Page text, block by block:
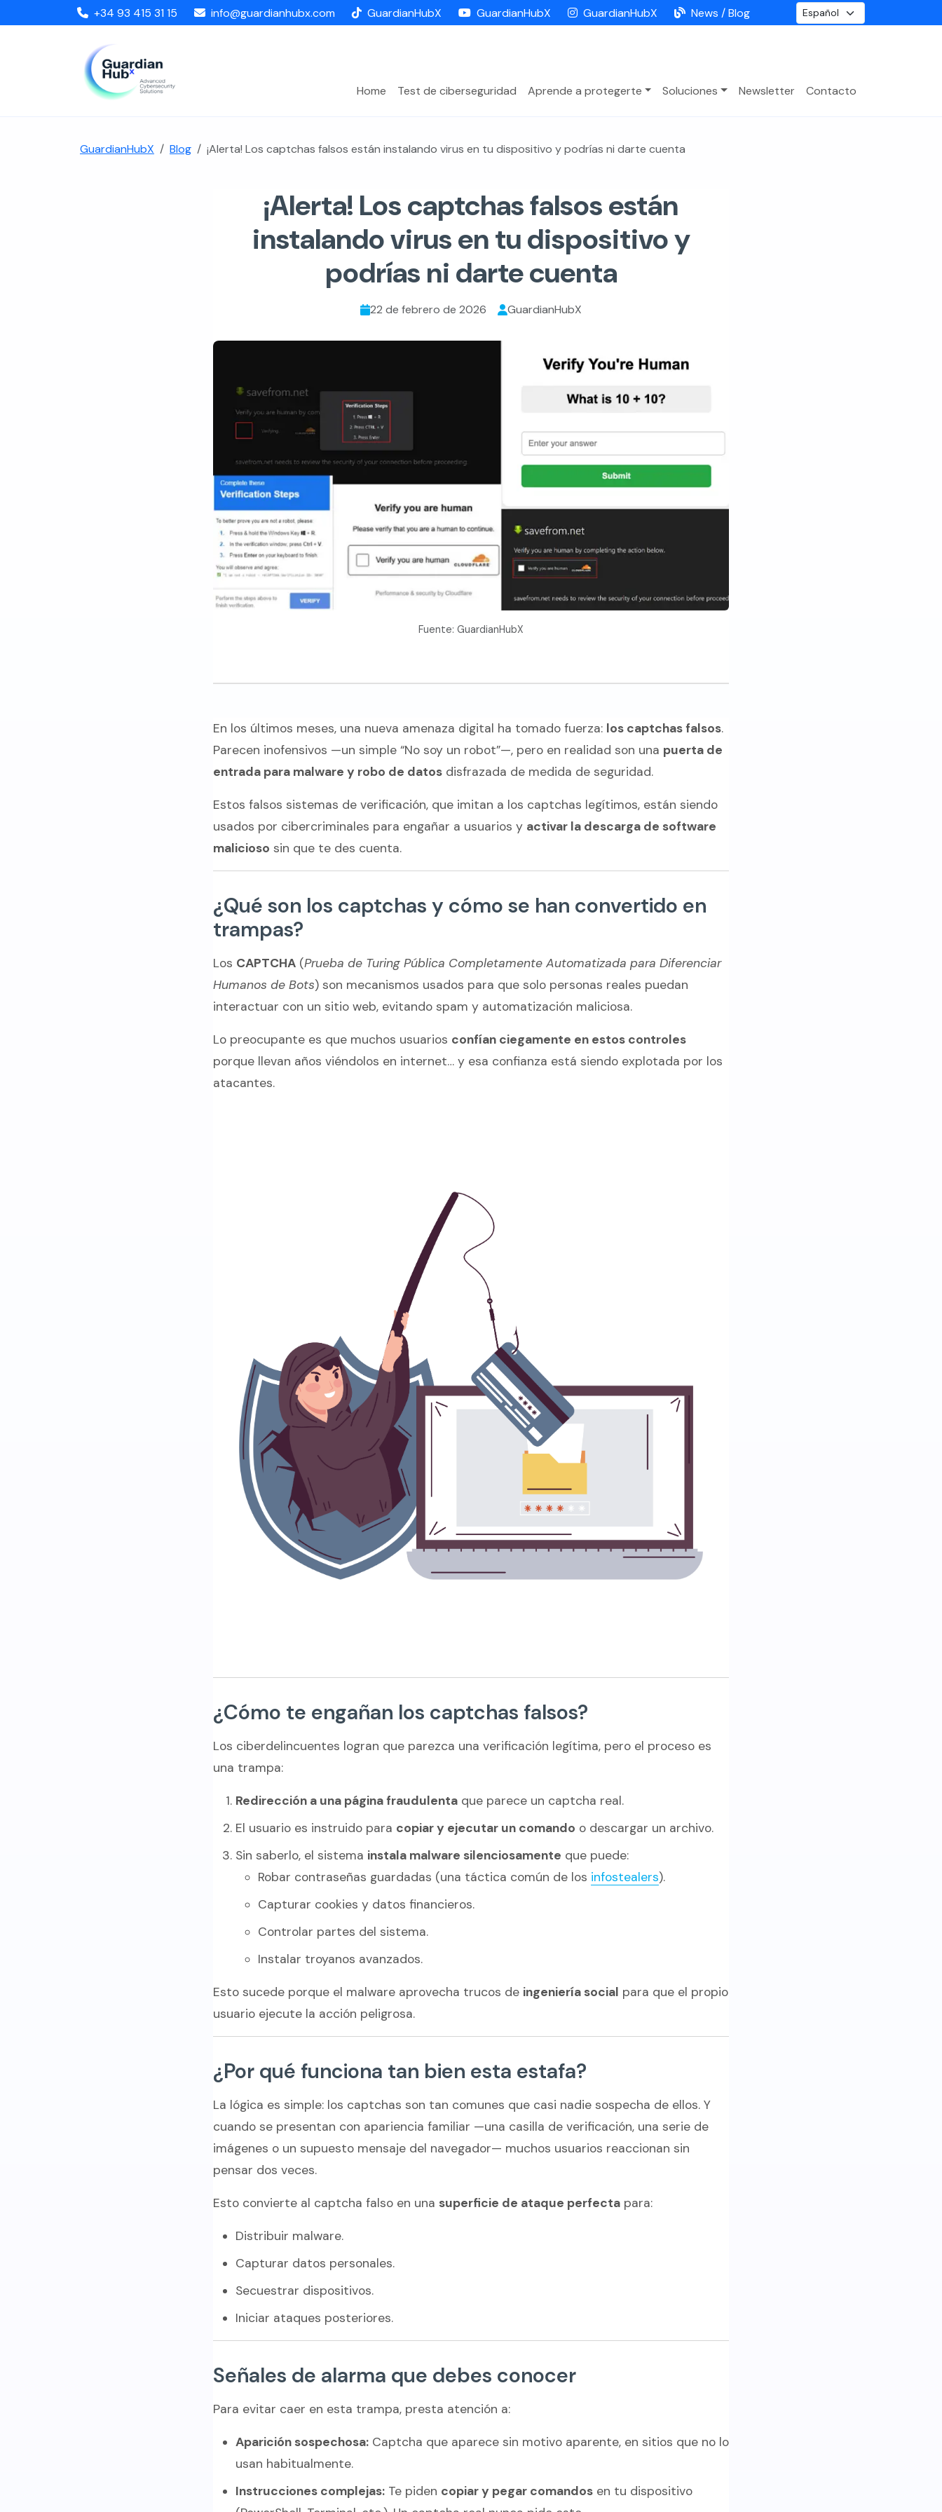
+34 93 415 31 15 info@guardianhubx.com GuardianHubX GuardianHubX GuardianHubX News / Blog
Home Test de ciberseguridad Aprende a protegerte Soluciones Newsletter Contacto
GuardianHubX Blog ¡Alerta! Los captchas falsos están instalando virus en tu dispositivo y podrías ni darte cuenta
¡Alerta! Los captchas falsos están
instalando virus en tu dispositivo y
podrías ni darte cuenta
22 de febrero de 2026 GuardianHubX
Fuente: GuardianHubX
En los últimos meses, una nueva amenaza digital ha tomado fuerza: los captchas falsos.
Parecen inofensivos —un simple “No soy un robot”—, pero en realidad son una puerta de
entrada para malware y robo de datos disfrazada de medida de seguridad.
Estos falsos sistemas de verificación, que imitan a los captchas legítimos, están siendo
usados por cibercriminales para engañar a usuarios y activar la descarga de software
malicioso sin que te des cuenta.
¿Qué son los captchas y cómo se han convertido en
trampas?
Los CAPTCHA (Prueba de Turing Pública Completamente Automatizada para Diferenciar
Humanos de Bots) son mecanismos usados para que solo personas reales puedan
interactuar con un sitio web, evitando spam y automatización maliciosa.
Lo preocupante es que muchos usuarios confían ciegamente en estos controles
porque llevan años viéndolos en internet… y esa confianza está siendo explotada por los
atacantes.
¿Cómo te engañan los captchas falsos?
Los ciberdelincuentes logran que parezca una verificación legítima, pero el proceso es
una trampa:
Redirección a una página fraudulenta que parece un captcha real.
El usuario es instruido para copiar y ejecutar un comando o descargar un archivo.
Sin saberlo, el sistema instala malware silenciosamente que puede:
Robar contraseñas guardadas (una táctica común de los infostealers).
Capturar cookies y datos financieros.
Controlar partes del sistema.
Instalar troyanos avanzados.
Esto sucede porque el malware aprovecha trucos de ingeniería social para que el propio
usuario ejecute la acción peligrosa.
¿Por qué funciona tan bien esta estafa?
La lógica es simple: los captchas son tan comunes que casi nadie sospecha de ellos. Y
cuando se presentan con apariencia familiar —una casilla de verificación, una serie de
imágenes o un supuesto mensaje del navegador— muchos usuarios reaccionan sin
pensar dos veces.
Esto convierte al captcha falso en una superficie de ataque perfecta para:
Distribuir malware.
Capturar datos personales.
Secuestrar dispositivos.
Iniciar ataques posteriores.
Señales de alarma que debes conocer
Para evitar caer en esta trampa, presta atención a:
Aparición sospechosa: Captcha que aparece sin motivo aparente, en sitios que no lo
usan habitualmente.
Instrucciones complejas: Te piden copiar y pegar comandos en tu dispositivo